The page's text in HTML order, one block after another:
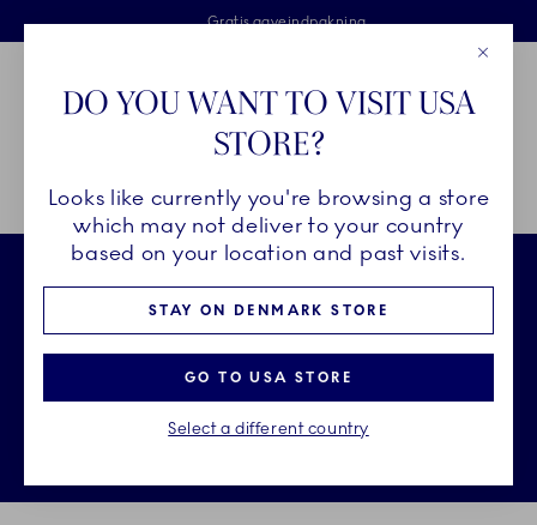
Skip Navigation
Fri levering ved køb over 500 kr. og fri retur
Gratis gaveindpakning
2 års brudgaranti
Royal Copenhagen
Breadcrumb Headlinesss
HjemJUL Inspiration til julebordet Stjerne Riflet Jul på bordet
DO YOU WANT TO VISIT USA
STORE?
Looks like currently you're browsing a store
which may not deliver to your country
based on your location and past visits.
STAY ON DENMARK STORE
GO TO USA STORE
Select a different country